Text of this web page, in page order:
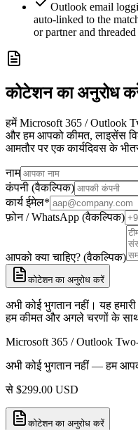
Outlook email
auto-linked to the
or partner and
कोटेशन का अनुरोध
हमें Microsoft 365 / Outlook
और हम आपको कीमत, लाइसेंस
आमतौर पर एक कार्यदिवस के
नाम
कंपनी (वैकल्पिक)
कार्य ईमेल*
फ़ोन / WhatsApp (वैकल्पिक)
आपको क्या चाहिए? (वैकल्पिक)
कोटेशन का अनुरोध करें
अभी कोई भुगतान नहीं। यह
हम कीमत और अगले चरणों के साथ
Microsoft 365 / Outlook
अभी कोई भुगतान नहीं — हम
से $299.00 USD
कोटेशन का अनुरोध करें